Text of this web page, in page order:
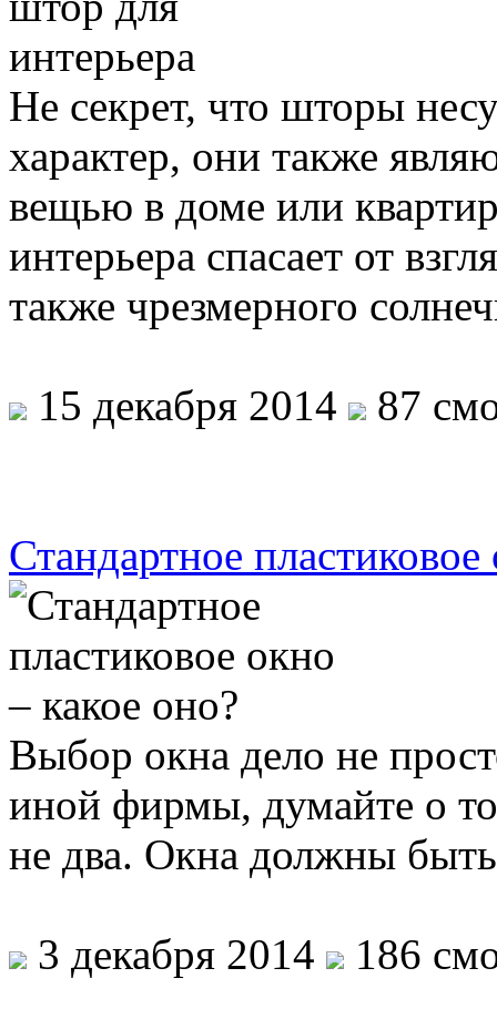
Не секрет, что шторы
характер, они также
вещью в доме или
интерьера спасает от
также чрезмерного
15 декабря 2014 87
Стандартное
Выбор окна дело не
иной фирмы, думайте о
не два. Окна должны
3 декабря 2014 186